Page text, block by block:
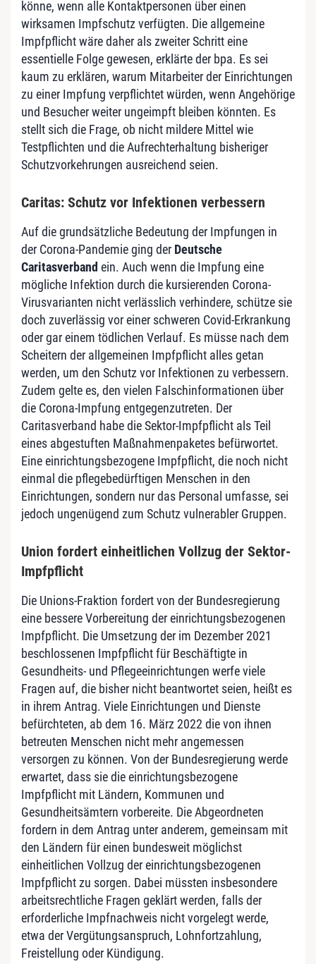
könne, wenn alle Kontaktpersonen über einen
wirksamen Impfschutz verfügten. Die allgemeine
Impfpflicht wäre daher als zweiter Schritt eine
essentielle Folge gewesen, erklärte der bpa. Es sei
kaum zu erklären, warum Mitarbeiter der Einrichtungen
zu einer Impfung verpflichtet würden, wenn Angehörige
und Besucher weiter ungeimpft bleiben könnten. Es
stellt sich die Frage, ob nicht mildere Mittel wie
Testpflichten und die Aufrechterhaltung bisheriger
Schutzvorkehrungen ausreichend seien.
Caritas: Schutz vor Infektionen verbessern
Auf die grundsätzliche Bedeutung der Impfungen in
der Corona-Pandemie ging der Deutsche
Caritasverband ein. Auch wenn die Impfung eine
mögliche Infektion durch die kursierenden Corona-
Virusvarianten nicht verlässlich verhindere, schütze sie
doch zuverlässig vor einer schweren Covid-Erkrankung
oder gar einem tödlichen Verlauf. Es müsse nach dem
Scheitern der allgemeinen Impfpflicht alles getan
werden, um den Schutz vor Infektionen zu verbessern.
Zudem gelte es, den vielen Falschinformationen über
die Corona-Impfung entgegenzutreten. Der
Caritasverband habe die Sektor-Impfpflicht als Teil
eines abgestuften Maßnahmenpaketes befürwortet.
Eine einrichtungsbezogene Impfpflicht, die noch nicht
einmal die pflegebedürftigen Menschen in den
Einrichtungen, sondern nur das Personal umfasse, sei
jedoch ungenügend zum Schutz vulnerabler Gruppen.
Union fordert einheitlichen Vollzug der Sektor-
Impfpflicht
Die Unions-Fraktion fordert von der Bundesregierung
eine bessere Vorbereitung der einrichtungsbezogenen
Impfpflicht. Die Umsetzung der im Dezember 2021
beschlossenen Impfpflicht für Beschäftigte in
Gesundheits- und Pflegeeinrichtungen werfe viele
Fragen auf, die bisher nicht beantwortet seien, heißt es
in ihrem Antrag. Viele Einrichtungen und Dienste
befürchteten, ab dem 16. März 2022 die von ihnen
betreuten Menschen nicht mehr angemessen
versorgen zu können. Von der Bundesregierung werde
erwartet, dass sie die einrichtungsbezogene
Impfpflicht mit Ländern, Kommunen und
Gesundheitsämtern vorbereite. Die Abgeordneten
fordern in dem Antrag unter anderem, gemeinsam mit
den Ländern für einen bundesweit möglichst
einheitlichen Vollzug der einrichtungsbezogenen
Impfpflicht zu sorgen. Dabei müssten insbesondere
arbeitsrechtliche Fragen geklärt werden, falls der
erforderliche Impfnachweis nicht vorgelegt werde,
etwa der Vergütungsanspruch, Lohnfortzahlung,
Freistellung oder Kündigung.